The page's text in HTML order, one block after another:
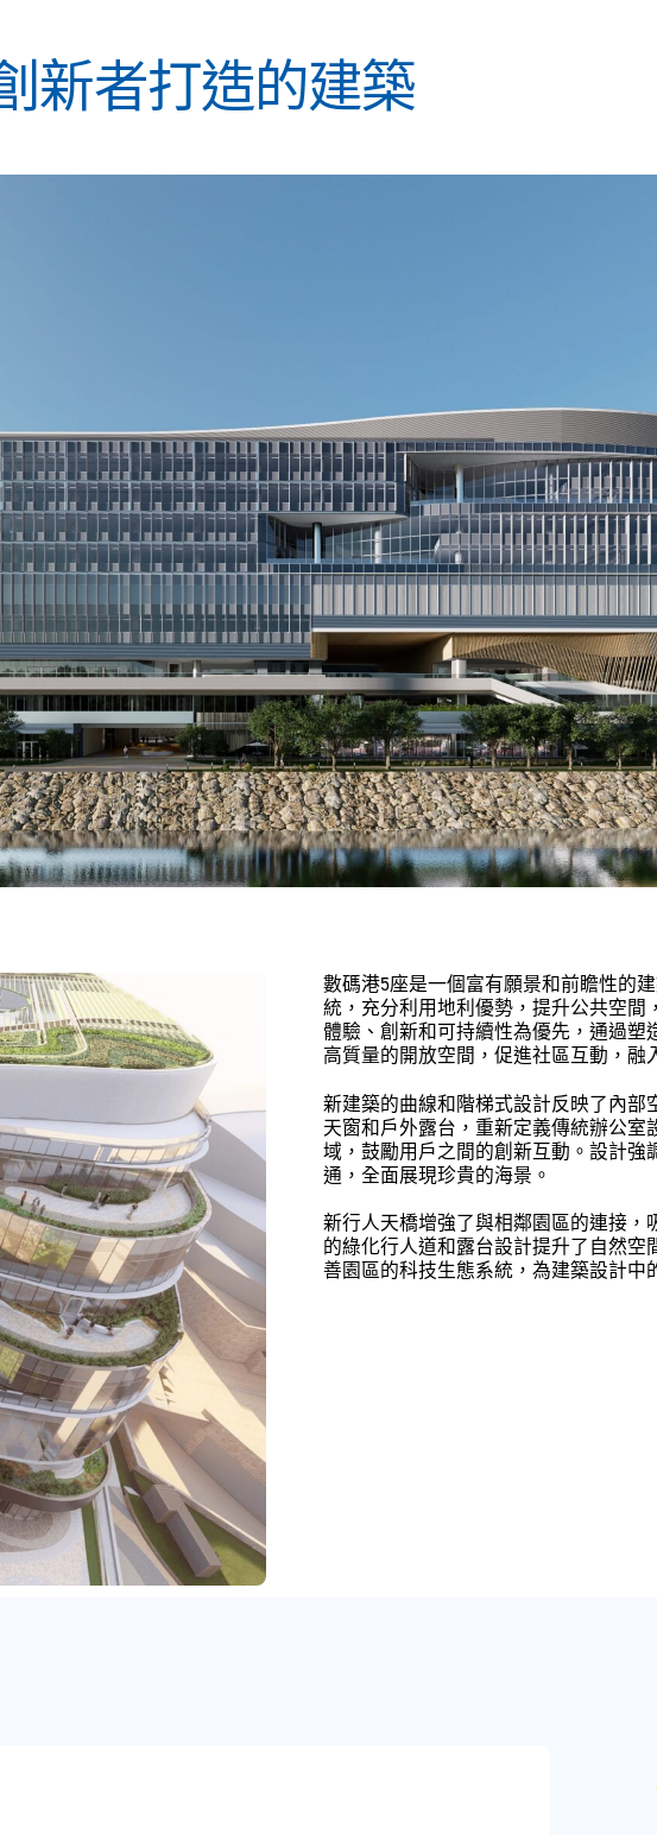
新者打造的建築
數碼港5座是一個富有願景和前瞻性的
統，充分利用地利優勢，提升公共空間
體驗、創新和可持續性為優先，通過
高質量的開放空間，促進社區互動，融
新建築的曲線和階梯式設計反映了內部
天窗和戶外露台，重新定義傳統辦公
域，鼓勵用戶之間的創新互動。設計
通，全面展現珍貴的海景。
新行人天橋增強了與相鄰園區的連接
的綠化行人道和露台設計提升了自然
善園區的科技生態系統，為建築設計中